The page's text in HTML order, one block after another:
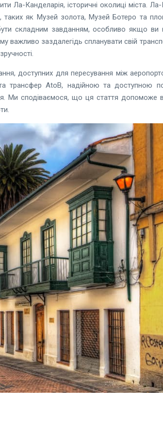
Ла-Канделарія, історичні околиці міста.
таких як Музей золота, Музей Ботеро та
складним завданням, особливо якщо ви
заздалегідь спланувати свій
доступних для пересування між
трансфер AtoB, надійною та доступною
Ми сподіваємося, що ця стаття допоможе